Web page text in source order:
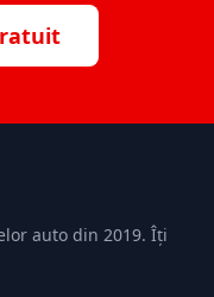
auto din 2019. Îți